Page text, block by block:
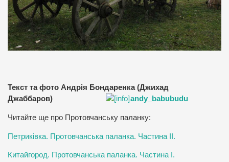
Текст та фото Андрія Бондаренка (Джихад
Джаббаров)
andy_babubudu
Читайте ще про Протовчанську паланку:
Петриківка. Протовчанська паланка. Частина ІІ.
Китайгород. Протовчанська паланка. Частина І.